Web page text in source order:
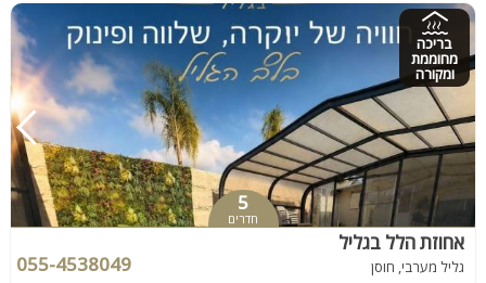
בריכה
מחוממת
ומקורה
5
חדרים
אחוזת הלל בגליל
גליל מערבי, חוסן 055-4538049